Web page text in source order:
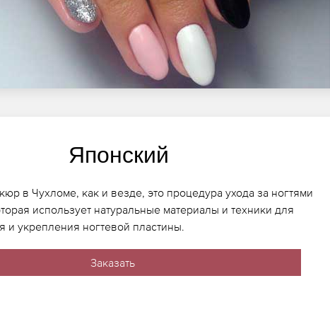
Японский
в Чухломе, как и везде, это процедура ухода за ногтями
использует натуральные материалы и техники для
и укрепления ногтевой пластины.
Заказать